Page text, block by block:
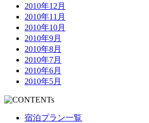
2010年12月
2010年11月
2010年10月
2010年9月
2010年8月
2010年7月
2010年6月
2010年5月
宿泊プラン一覧